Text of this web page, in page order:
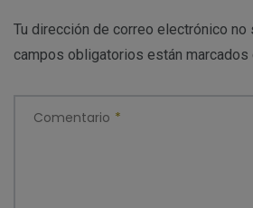
Tu dirección de correo electrónico no
campos obligatorios están marcados
Comentario *